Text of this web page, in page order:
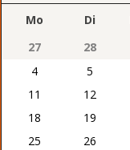
Mo Di
27
28
4
5
11
12
18
19
25
26